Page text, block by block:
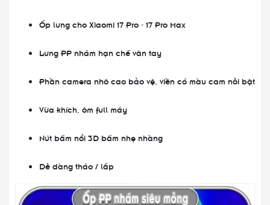
Ốp lưng cho Xiaomi 17 Pro - 17 Pro Max
Lưng PP nhám hạn chế vân tay
Phần camera nhô cao bảo vệ, viền có màu cam nỗi bật
Vừa khích, ôm full máy
Nút bấm nổi 3D bấm nhẹ nhàng
Dễ dàng tháo / lắp